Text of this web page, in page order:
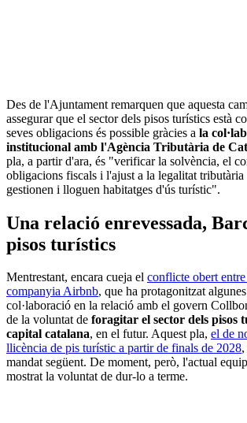
Des de l'Ajuntament remarquen que aquesta
assegurar que el sector dels pisos turístics està
seves obligacions és possible gràcies a la
institucional amb l'Agència Tributària de
pla, a partir d'ara, és "verificar la solvència, el
obligacions fiscals i l'ajust a la legalitat tributària
gestionen i lloguen habitatges d'ús turístic".
Una relació enrevessada,
pisos turístics
Mentrestant, encara cueja el conflicte obert
companyia Airbnb, que ha protagonitzat
col·laboració en la relació amb el govern
de la voluntat de foragitar el sector dels pisos
capital catalana, en el futur. Aquest pla, el de
llicència de pis turístic a partir de finals de 2028
mandat següent. De moment, però, l'actual
mostrat la voluntat de dur-lo a terme.